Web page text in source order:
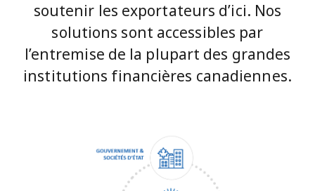
soutenir les exportateurs d’ici. Nos
solutions sont accessibles par
l’entremise de la plupart des grandes
institutions financières canadiennes.